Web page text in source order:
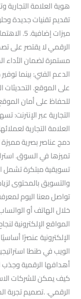
هوية العلامة
تقديم تقنيات جديدة
ميزات
الرقمي لا يقتصر على
مستمرة لضمان الأداء
الدعم الفني: بينما
على الموقع. التحديثات
التجارية عبر
العلامة التجارية
دمج عناصر بصرية
تميزها في السوق.
تسويقية مبتكرة تشمل
والتسويق بالمحتوى
تواصل معنا اليوم
خلال الهاتف أو
المواقع الإلكترونية
الإلكترونية عنصرًا
الويب في طنطا
أهدافها الرقمية
كيف يمكن للشركات